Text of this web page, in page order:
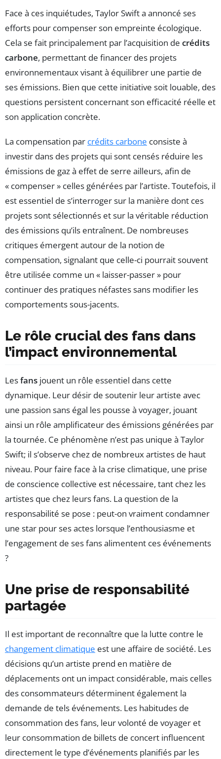
Face à ces inquiétudes, Taylor Swift a annoncé ses
efforts pour compenser son empreinte écologique.
Cela se fait principalement par l’acquisition de crédits
carbone, permettant de financer des projets
environnementaux visant à équilibrer une partie de
ses émissions. Bien que cette initiative soit louable, des
questions persistent concernant son efficacité réelle et
son application concrète.
La compensation par crédits carbone consiste à
investir dans des projets qui sont censés réduire les
émissions de gaz à effet de serre ailleurs, afin de
« compenser » celles générées par l’artiste. Toutefois, il
est essentiel de s’interroger sur la manière dont ces
projets sont sélectionnés et sur la véritable réduction
des émissions qu’ils entraînent. De nombreuses
critiques émergent autour de la notion de
compensation, signalant que celle-ci pourrait souvent
être utilisée comme un « laisser-passer » pour
continuer des pratiques néfastes sans modifier les
comportements sous-jacents.
Le rôle crucial des fans dans
l’impact environnemental
Lesfans jouent un rôle essentiel dans cette
dynamique. Leur désir de soutenir leur artiste avec
une passion sans égal les pousse à voyager, jouant
ainsi un rôle amplificateur des émissions générées par
la tournée. Ce phénomène n’est pas unique à Taylor
Swift; il s’observe chez de nombreux artistes de haut
niveau. Pour faire face à la crise climatique, une prise
de conscience collective est nécessaire, tant chez les
artistes que chez leurs fans. La question de la
responsabilité se pose : peut-on vraiment condamner
une star pour ses actes lorsque l’enthousiasme et
l’engagement de ses fans alimentent ces événements
?
Une prise de responsabilité
partagée
Il est important de reconnaître que la lutte contre le
changement climatique est une affaire de société. Les
décisions qu’un artiste prend en matière de
déplacements ont un impact considérable, mais celles
des consommateurs déterminent également la
demande de tels événements. Les habitudes de
consommation des fans, leur volonté de voyager et
leur consommation de billets de concert influencent
directement le type d’événements planifiés par les